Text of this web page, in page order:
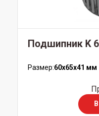
Подшипник K
Размер:60x65x41 мм